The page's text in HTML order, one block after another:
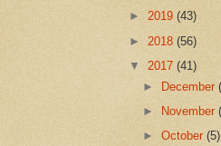
► 2019 (43)
► 2018 (56)
▼ 2017 (41)
► December
►
November
►October(5)